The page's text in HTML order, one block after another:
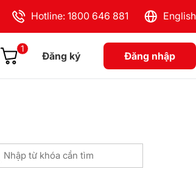
Hotline: 1800 646 881 English
1
Đăng ký Đăng nhập